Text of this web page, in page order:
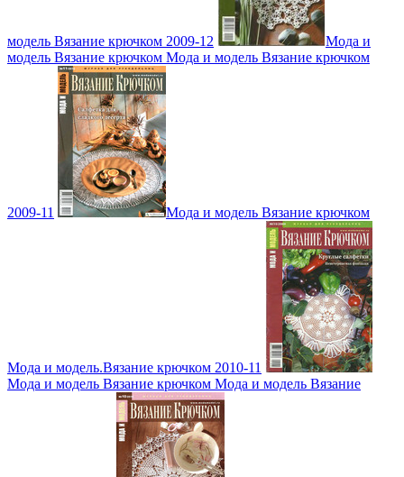
модель Вязание крючком 2009-12
Мода и
модель Вязание крючком Мода и модель Вязание крючком
2009-11 Мода и модель Вязание крючком
Мода и модель.Вязание крючком 2010-11
Мода и модель Вязание крючком Мода и модель Вязание